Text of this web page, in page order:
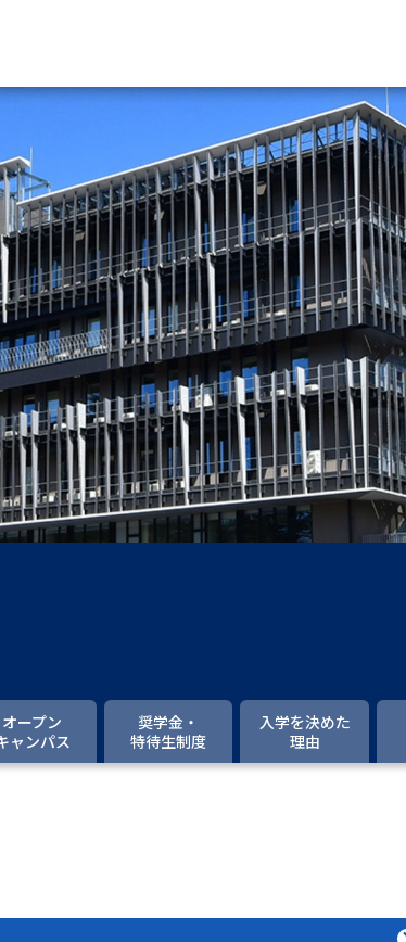
資料請求
学・短大の資料種類から請求
学パンフ
学部・学科パンフ
合型選抜・学校推薦型選抜 募集要項＆願書
学入学共通テスト利用選抜の募集要項＆願書
過去
学・短大以外の資料から請求
門学校の資料請求 大学院の資料請求
留学・進学
学入学共通テスト「受験案内」の請求
学入学共通テスト「受験上の配慮案内」の請求
高
大学研究
路の３択
新学年スタート号特集ページ（高3生用）
オープン
ャンパス
奨学金・
特待生制度
入学を決めた
理由